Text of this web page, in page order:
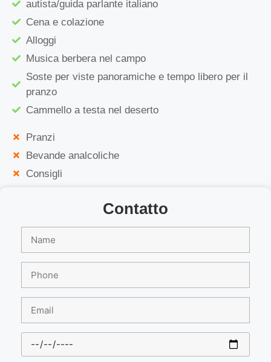
autista/guida parlante italiano
Cena e colazione
Alloggi
Musica berbera nel campo
Soste per viste panoramiche e tempo libero per il
pranzo
Cammello a testa nel deserto
Pranzi
Bevande analcoliche
Consigli
Contatto